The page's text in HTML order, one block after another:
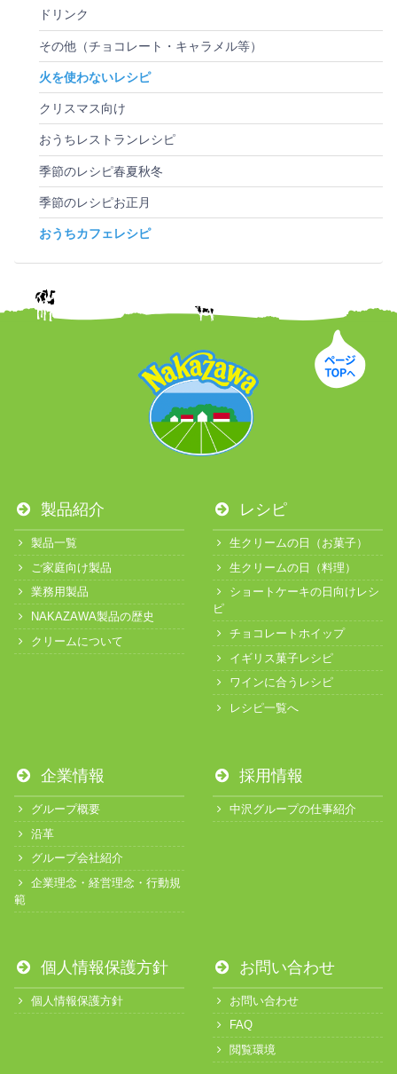
ドリンク
その他（チョコレート・キャラメル等）
火を使わないレシピ
クリスマス向け
おうちレストランレシピ
季節のレシピ春夏秋冬
季節のレシピお正月
おうちカフェレシピ
製品紹介
製品一覧
ご家庭向け製品
業務用製品
NAKAZAWA製品の歴史
クリームについて
レシピ
生クリームの日（お菓子）
生クリームの日（料理）
ショートケーキの日向けレシ
ピ
チョコレートホイップ
イギリス菓子レシピ
ワインに合うレシピ
レシピ一覧へ
企業情報
グループ概要
沿革
グループ会社紹介
企業理念・経営理念・行動規
範
採用情報
中沢グループの仕事紹介
個人情報保護方針
個人情報保護方針
お問い合わせ
お問い合わせ
FAQ
閲覧環境